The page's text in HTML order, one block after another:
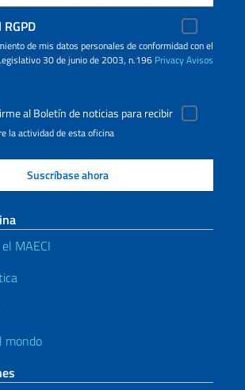
de mis datos personales de conformidad con el
30 de junio de 2003, n.196 PrivacyAvisos
al Boletín de noticias para recibir
la actividad de esta oficina
MAECI
mondo